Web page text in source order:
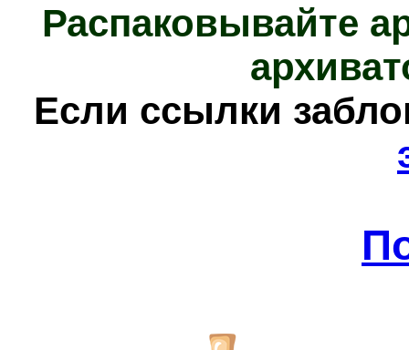
Распаковывайте
Если ссылки